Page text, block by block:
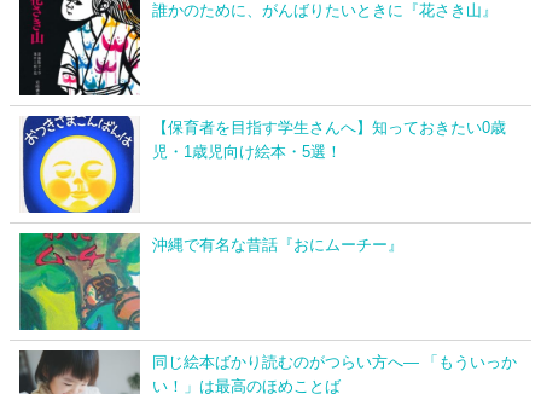
誰かのために、がんばりたいときに『花さき山』
【保育者を目指す学生さんへ】知っておきたい0歳
児・1歳児向け絵本・5選！
沖縄で有名な昔話『おにムーチー』
同じ絵本ばかり読むのがつらい方へ― 「もういっか
い！」は最高のほめことば